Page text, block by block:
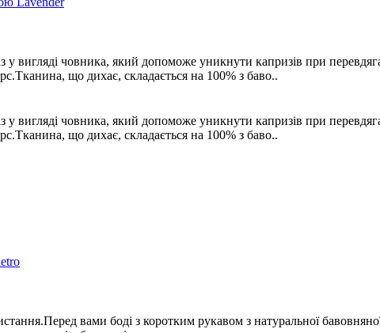
вигляді човника, який допоможе уникнути капризів при
що дихає, складається на 100% з баво..
вигляді човника, який допоможе уникнути капризів при
що дихає, складається на 100% з баво..
вами боді з коротким рукавом з натуральної